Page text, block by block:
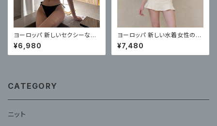
ヨーロッパ 新しいセクシーなビ
キニ水着女性のスリーポイント
スタイル
¥6,980
ヨーロッパ 新しい水着女性のワ
ンピーススカートスタイルハイエ
ンド
¥7,480
CATEGORY
ニット